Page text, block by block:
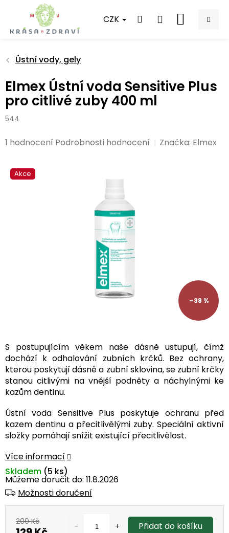
obsah
CZK
NÁKUPNÍ
Ústní vody, gely
Elmex Ústní voda Sensitive Plus
pro citlivé zuby 400 ml
544
Průměrné
je
1 hodnocení Podrobnosti hodnocení Značka: Elmex
–38 %
Akce
S postupujícím věkem naše dásně ustupují, čímž
dochází k odhalování zubních krčků. Bez ochrany,
kterou poskytují dásně a zubní sklovina, se zubní krčky
stanou citlivými na vnější podněty a náchylnými ke
kazům dentinu.
Ústní voda Sensitive Plus poskytuje ochranu před
kazem dentinu a přecitlivělými zuby. Speciální aktivní
složky pomáhají snížit existující přecitlivělost.
Více informací
Můžeme doručit do: 11.8.2026
Možnosti doručení
Skladem (5 ks)
209 Kč Přidat do košíku